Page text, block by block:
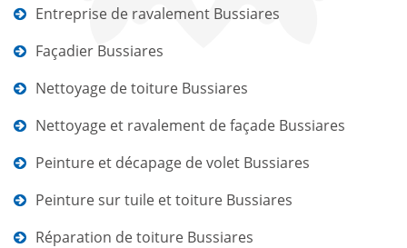
Entreprise de ravalement Bussiares
Façadier Bussiares
Nettoyage de toiture Bussiares
Nettoyage et ravalement de façade Bussiares
Peinture et décapage de volet Bussiares
Peinture sur tuile et toiture Bussiares
Réparation de toiture Bussiares